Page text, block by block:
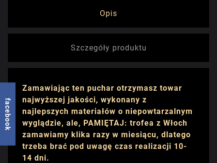
Opis
Szczegóły produktu
Zamawiając ten puchar otrzymasz towar
najwyższej jakości, wykonany z
najlepszych materiałów o niepowtarzalnym
wyglądzie, ale, PAMIĘTAJ: trofea z Włoch
zamawiamy klika razy w miesiącu, dlatego
trzeba brać pod uwagę czas realizacji 10-
14 dni.
facebook